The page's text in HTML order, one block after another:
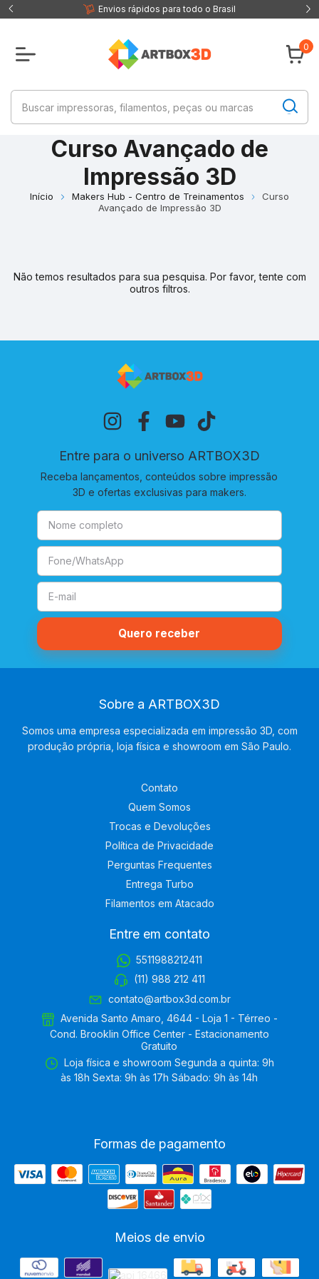
Envios rápidos para todo o Brasil
0
Curso Avançado de
Impressão 3D
Início Makers Hub - Centro de Treinamentos
Curso
Avançado de Impressão 3D
Não temos resultados para sua pesquisa. Por favor, tente com
outros filtros.
Entre para o universo ARTBOX3D
Receba lançamentos, conteúdos sobre impressão
3D e ofertas exclusivas para makers.
Sobre a ARTBOX3D
Somos uma empresa especializada em impressão 3D, com
produção própria, loja física e showroom em São Paulo.
Contato
Quem Somos
Trocas e Devoluções
Política de Privacidade
Perguntas Frequentes
Entrega Turbo
Filamentos em Atacado
Entre em contato
5511988212411
(11) 988 212 411
contato@artbox3d.com.br
Avenida Santo Amaro, 4644 - Loja 1 - Térreo -
Cond. Brooklin Office Center - Estacionamento
Gratuito
Loja física e showroom Segunda a quinta: 9h
às 18h Sexta: 9h às 17h Sábado: 9h às 14h
Formas de pagamento
Meios de envio